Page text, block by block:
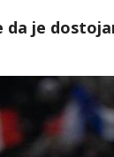
da je